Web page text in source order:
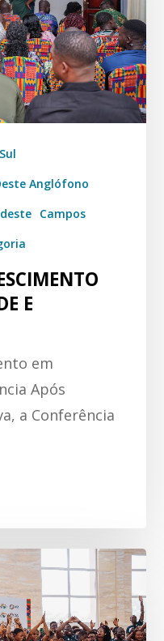
Anglófono
Campos
E
em
Após
a Conferência